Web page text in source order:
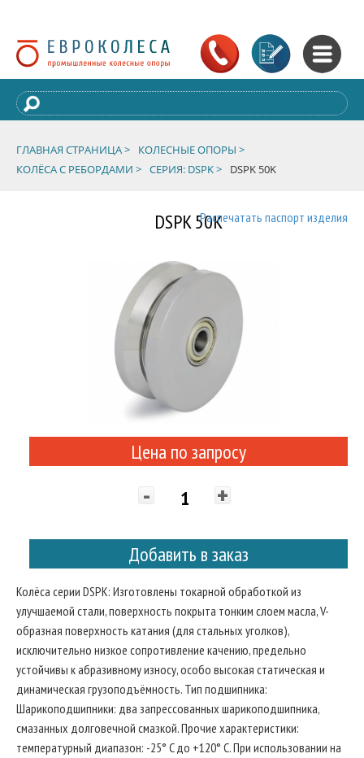
ГЛАВНАЯ СТРАНИЦА >
КОЛЕСНЫЕ ОПОРЫ >
КОЛЁСА С РЕБОРДАМИ > СЕРИЯ: DSPK > DSPK 50K
DSPK 50KРаспечатать паспорт изделия
Цена по запросу
- +
Добавить в заказ
Колёса серии DSPK: Изготовлены токарной обработкой из
улучшаемой стали, поверхность покрыта тонким слоем масла, V-
образная поверхность катания (для стальных уголков),
исключительно низкое сопротивление качению, предельно
устойчивы к абразивному износу, особо высокая статическая и
динамическая грузоподъёмность. Тип подшипника:
Шарикоподшипники: два запрессованных шарикоподшипника,
смазанных долговечной смазкой. Прочие характеристики:
температурный диапазон: -25° C до +120° C. При использовании на